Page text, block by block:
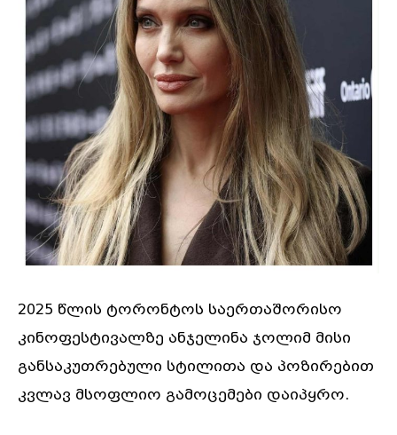
2025 წლის ტორონტოს საერთაშორისო
კინოფესტივალზე ანჯელინა ჯოლიმ მისი
განსაკუთრებული სტილითა და პოზირებით
კვლავ მსოფლიო გამოცემები დაიპყრო.